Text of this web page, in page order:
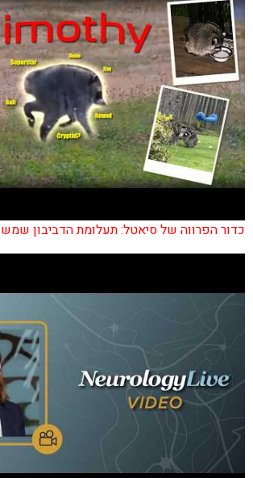
כדור הפרווה של סיאטל: תעלומת הדביבון